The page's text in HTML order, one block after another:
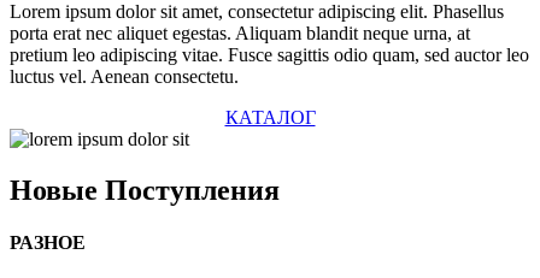
Lorem ipsum dolor sit amet, consectetur adipiscing elit. Phasellus
porta erat nec aliquet egestas. Aliquam blandit neque urna, at
pretium leo adipiscing vitae. Fusce sagittis odio quam, sed auctor leo
luctus vel. Aenean consectetu.
КАТАЛОГ
Новые Поступления
РАЗНОЕ